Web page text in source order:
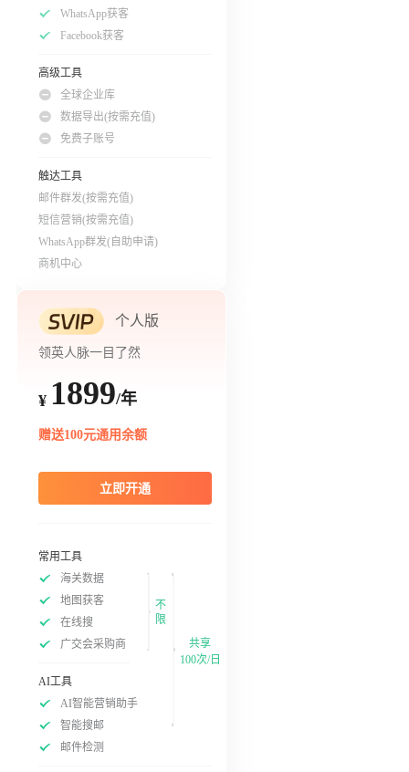
WhatsApp获客
Facebook获客
高级工具
全球企业库
数据导出(按需充值)
免费子账号
触达工具
邮件群发(按需充值)
短信营销(按需充值)
WhatsApp群发(自助申请)
商机中心
个人版
领英人脉一目了然
¥ 1899/年
赠送100元通用余额
立即开通
常用工具
海关数据
地图获客
在线搜
广交会采购商
不
限
AI工具
AI智能营销助手
智能搜邮
邮件检测
共享
100次/日